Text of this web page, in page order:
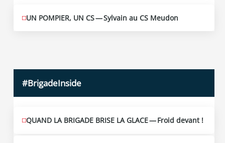
MAI
10
UN POMPIER, UN CS — Sylvain au CS Meudon
#BrigadeInside
QUAND LA BRIGADE BRISE LA GLACE — Froid devant !